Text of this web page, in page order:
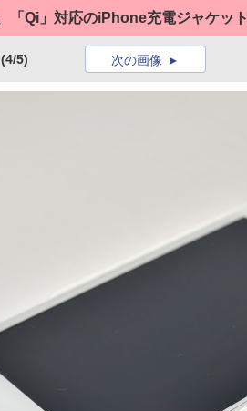
「Qi」対応のiPhone充電ジャケット
(4/5) 次の画像